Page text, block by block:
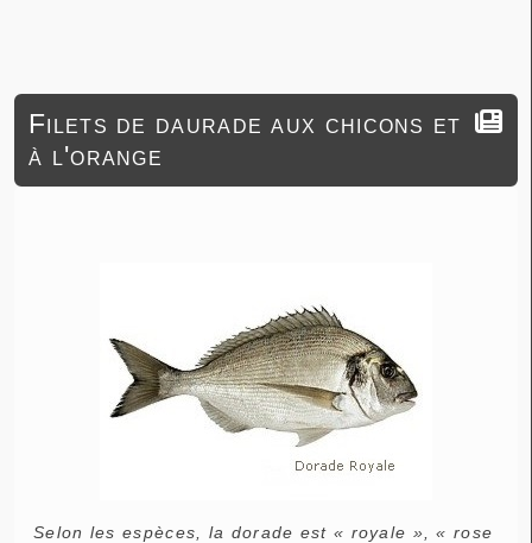
Filets de daurade aux chicons et
à l'orange
Selon les espèces, la dorade est « royale », « rose